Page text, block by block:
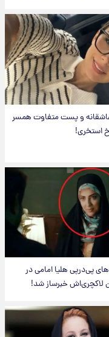
و پست متفاوت همسر
استخری!
پی‌درپی هلیا امامی در
لاکچری‌اش خبرساز شد!